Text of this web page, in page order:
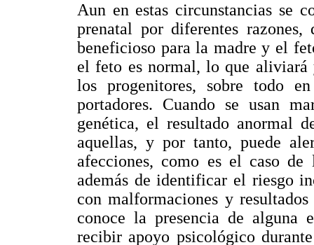
Aun en estas circunstancias se
prenatal por diferentes
beneficioso para la madre y el
el feto es normal, lo que aliviará
los progenitores, sobre todo
portadores. Cuando se usan
genética, el resultado anormal
aquellas, y por tanto, puede
afecciones, como es el caso
además de identificar el riesgo
con malformaciones y
conoce la presencia de alguna
recibir apoyo psicológico